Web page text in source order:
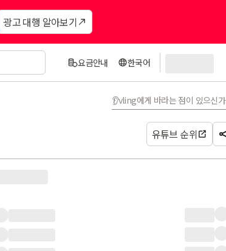
광고 대행 알아보기
요금안내 한국어
👂vling에게 바라는 점이 있으신
유튜브 순위